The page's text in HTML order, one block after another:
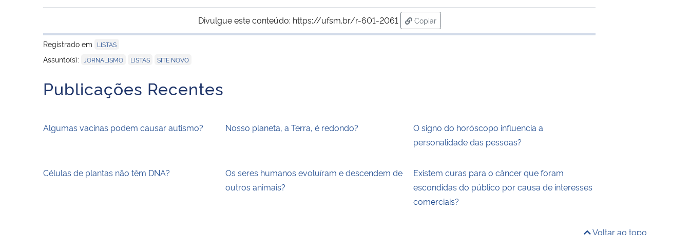
Divulgue este conteúdo: https://ufsm.br/r-601-2061
Copiar
para área de transferência
Registrado em
LISTAS
Assunto(s): JORNALISMO LISTAS SITE NOVO
Publicações Recentes
Algumas vacinas podem causar autismo? Nosso planeta, a Terra, é redondo?
O signo do horóscopo influencia a
personalidade das pessoas?
Células de plantas não têm DNA?
Os seres humanos evoluíram e descendem de
outros animais?
Existem curas para o câncer que foram
escondidas do público por causa de interesses
comerciais?
Voltar ao topo